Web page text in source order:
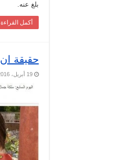
بلغ عنه.
أكمل
حقيقة
19 أبريل، 2016